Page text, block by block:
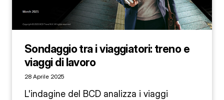
Sondaggio tra i viaggiatori: treno e
viaggi di lavoro
28 Aprile 2025
L'indagine del BCD analizza i viaggi